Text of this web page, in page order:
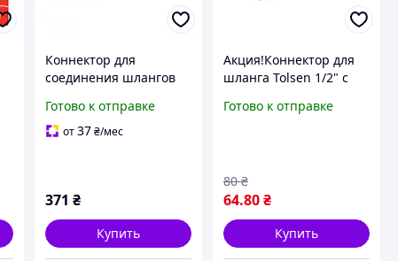
Коннектор для
соединения шлангов
Intertool
Готово к отправке
от37 ₴/мес
371 ₴
Купить
Акция!Коннектор для
шланга Tolsen 1/2" с
1/2" и 3/4" (57111)/
Готово к отправке
64.80₴
80 ₴
Купить